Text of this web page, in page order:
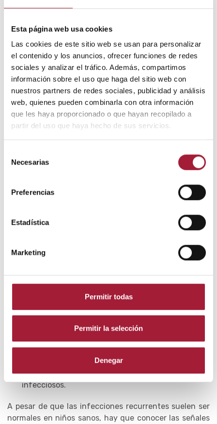
Esta página web usa cookies
Las cookies de este sitio web se usan para personalizar
el contenido y los anuncios, ofrecer funciones de redes
sociales y analizar el tráfico. Además, compartimos
información sobre el uso que haga del sitio web con
nuestros partners de redes sociales, publicidad y análisis
web, quienes pueden combinarla con otra información
que les haya proporcionado o que hayan recopilado a
partir del uso que haya hecho de sus servicios.
Necesarias
Preferencias
Estadística
Marketing
Permitir todas
Permitir la selección
Denegar
los niños estén expuestos a enfermedades.
Vacunas como la de la gripe o el rotavirus no
impiden el contagio ni su recurrencia, pero ayudan
a reducir los síntomas y prevenir complicaciones
graves.
Favorecer la lactancia materna
materna parece tener un efecto protector frente a
las infecciones recurrentes en los niños
de reducir la severidad de los síntomas.
Reforzar las defensas naturalmente. Algunos
suplementos y complementos naturales podrían
ayudar a reducir las infecciones recurrentes en
Entre ellos, algunas cepas de probióticos (como
. Existen ciertas
infecciones de
repetición
reflujo gastroesofágico (cuando un músculo al final
del esófago no se cierra adecuadamente) y las
El adecuado manejo de estas patologías también
será fundamental para minimizar los episodios
infecciosos.
A pesar de que las infecciones recurrentes suelen ser
normales en niños sanos, hay que conocer las señales